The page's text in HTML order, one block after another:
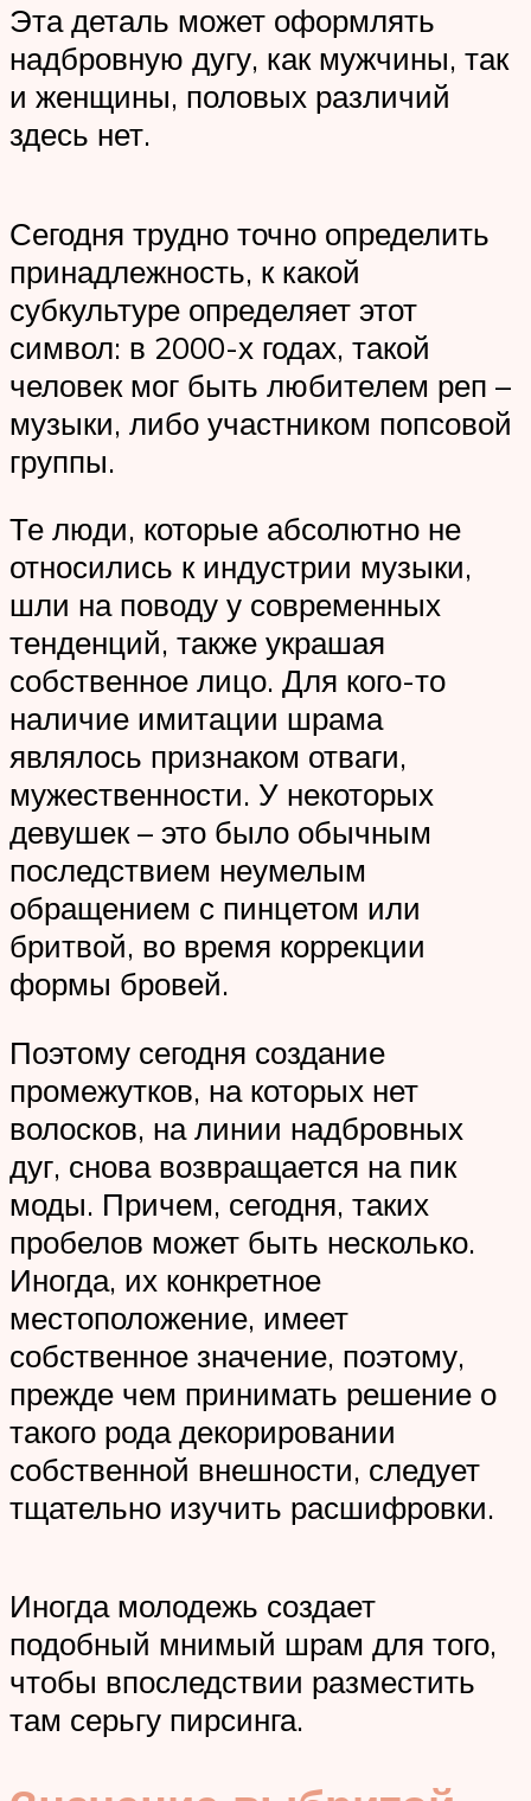
Эта деталь может оформлять
надбровную дугу, как мужчины, так
и женщины, половых различий
здесь нет.
Сегодня трудно точно определить
принадлежность, к какой
субкультуре определяет этот
символ: в 2000-х годах, такой
человек мог быть любителем реп –
музыки, либо участником попсовой
группы.
Те люди, которые абсолютно не
относились к индустрии музыки,
шли на поводу у современных
тенденций, также украшая
собственное лицо. Для кого-то
наличие имитации шрама
являлось признаком отваги,
мужественности. У некоторых
девушек – это было обычным
последствием неумелым
обращением с пинцетом или
бритвой, во время коррекции
формы бровей.
Поэтому сегодня создание
промежутков, на которых нет
волосков, на линии надбровных
дуг, снова возвращается на пик
моды. Причем, сегодня, таких
пробелов может быть несколько.
Иногда, их конкретное
местоположение, имеет
собственное значение, поэтому,
прежде чем принимать решение о
такого рода декорировании
собственной внешности, следует
тщательно изучить расшифровки.
Иногда молодежь создает
подобный мнимый шрам для того,
чтобы впоследствии разместить
там серьгу пирсинга.